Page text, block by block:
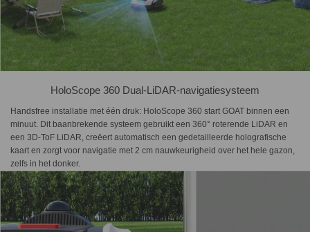
HoloScope 360 Dual-LiDAR-navigatiesysteem
Handsfree installatie met één druk: HoloScope 360 start GOAT binnen een
minuut. Dit baanbrekende systeem gebruikt een 360° roterende LiDAR en
een 3D-ToF LiDAR, creëert automatisch een gedetailleerde holografische
kaart en zorgt voor navigatie met 2 cm nauwkeurigheid over het hele gazon,
zelfs in het donker.